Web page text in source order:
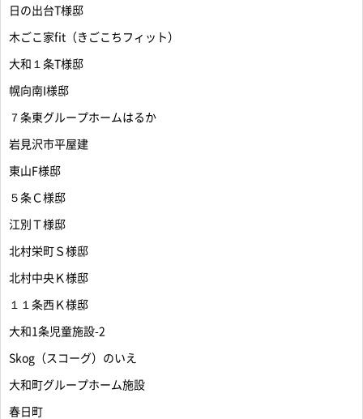
日の出台T様邸
木ごこ家fit（きごこちフィット）
大和１条T様邸
幌向南I様邸
７条東グループホームはるか
岩見沢市平屋建
東山F様邸
５条Ｃ様邸
江別Ｔ様邸
北村栄町Ｓ様邸
北村中央Ｋ様邸
１１条西Ｋ様邸
大和1条児童施設-2
Skog（スコーグ）のいえ
大和町グループホーム施設
春日町